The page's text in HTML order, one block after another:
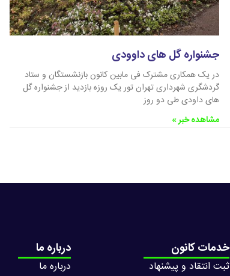
جشنواره گل های داوودی
در یک همکاری مشترک فی مابین کانون بازنشستگان و ستاد
گردشگری شهرداری تهران تور یک روزه بازدید از جشنواره گل
های داودی طی دو روز
مشاهده خبر »
خدمات کانون
ثبت انتقاد و پیشنهاد
درباره ما
درباره ما